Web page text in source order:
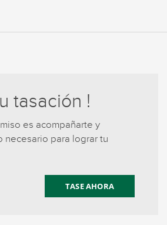
tasación !
es acompañarte y
necesario para lograr tu
TASE AHORA